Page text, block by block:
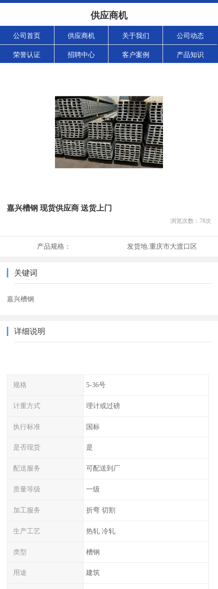
供应商机
公司首页 供应商机 关于我们 公司动态
荣誉认证 招聘中心 客户案例 产品知识
嘉兴槽钢 现货供应商 送货上门
浏览次数： 78次
产品规格： 发货地:重庆市大渡口区
关键词
嘉兴槽钢
详细说明
规格 5-36号
计重方式 理计或过磅
执行标准 国标
是否现货 是
配送服务 可配送到厂
质量等级 一级
加工服务 折弯 切割
生产工艺 热轧 冷轧
类型 槽钢
用途 建筑